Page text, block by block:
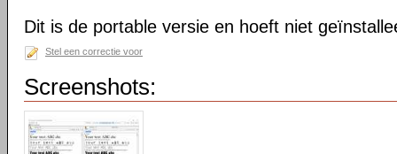
Dit is de portable versie en hoeft niet
Stel een correctie voor
Screenshots: